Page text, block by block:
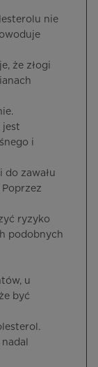
nie
że złogi
jest
i
do zawału
ryzyko
podobnych
u
być